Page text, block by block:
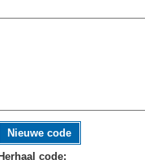
Nieuwe code
Herhaal code: